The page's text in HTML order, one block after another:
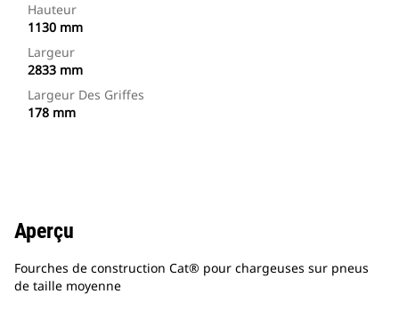
Hauteur
1130 mm
Largeur
2833 mm
Largeur Des Griffes
178 mm
Aperçu
Fourches de construction Cat® pour chargeuses sur pneus
de taille moyenne